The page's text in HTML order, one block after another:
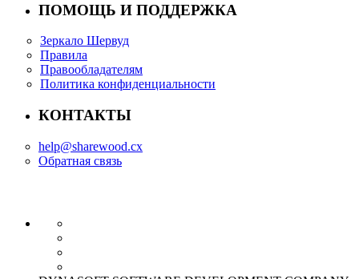
ПОМОЩЬ И ПОДДЕРЖКА
Зеркало Шервуд
Правила
Правообладателям
Политика конфиденциальности
КОНТАКТЫ
help@sharewood.cx
Обратная связь